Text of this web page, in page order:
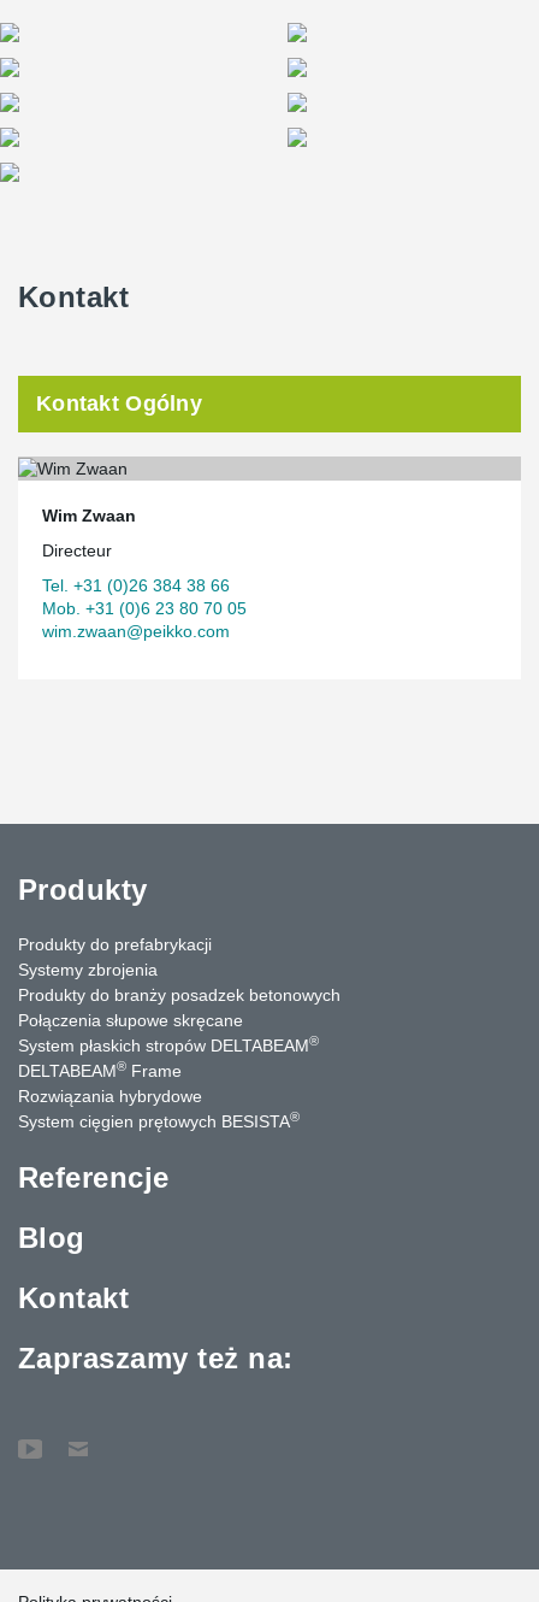
Kontakt
Kontakt Ogólny
Wim Zwaan
Directeur
Tel. +31 (0)26 384 38 66
Mob. +31 (0)6 23 80 70 05
wim.zwaan@peikko.com
Produkty
Produkty do prefabrykacji
Systemy zbrojenia
Produkty do branży posadzek betonowych
Połączenia słupowe skręcane
System płaskich stropów DELTABEAM®
DELTABEAM® Frame
Rozwiązania hybrydowe
System cięgien prętowych BESISTA®
Referencje
Blog
Kontakt
Zapraszamy też na: